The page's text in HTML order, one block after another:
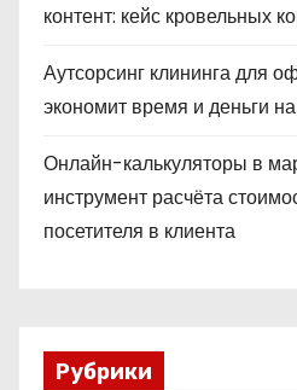
контент: кейс кровельных
Аутсорсинг клининга для
экономит время и деньги
Онлайн-калькуляторы в
инструмент расчёта
посетителя в клиента
Рубрики